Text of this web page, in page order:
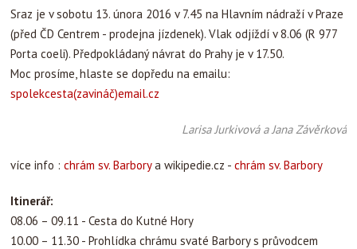
Sraz je v sobotu 13. února 2016 v 7.45 na Hlavním nádraží v Praze
(před ČD Centrem - prodejna jízdenek). Vlak odjíždí v 8.06 (R 977
Porta coeli). Předpokládaný návrat do Prahy je v 17.50.
Moc prosíme, hlaste se dopředu na emailu:
spolekcesta(zavináč)email.cz
Larisa Jurkivová a Jana Závěrková
více info : chrám sv. Barborya wikipedie.cz - chrám sv. Barbory
Itinerář:
08.06 – 09.11 - Cesta do Kutné Hory
10.00 – 11.30 - Prohlídka chrámu svaté Barbory s průvodcem